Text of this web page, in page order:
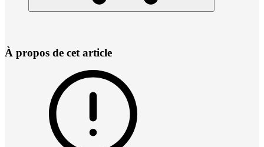
À propos de cet article